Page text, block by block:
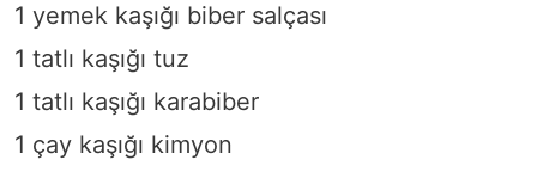
1 yemek kaşığı biber salçası
1 tatlı kaşığı tuz
1 tatlı kaşığı karabiber
1 çay kaşığı kimyon